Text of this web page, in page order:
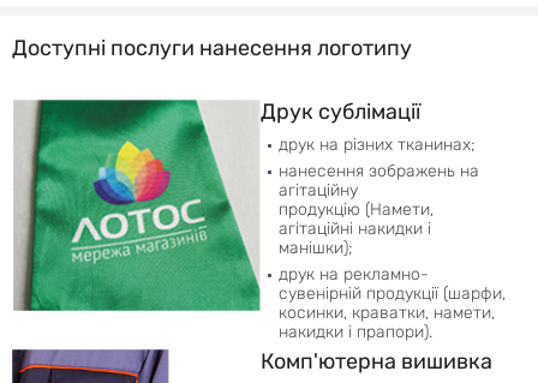
Доступні послуги нанесення логотипу
Друк сублімації
друк на різних тканинах;
нанесення зображень на
агітаційну
продукцію (Намети,
агітаційні накидки і
манішки);
друк на рекламно-
сувенірній продукції (шарфи,
косинки, краватки, намети,
накидки і прапори).
Комп'ютерна вишивка